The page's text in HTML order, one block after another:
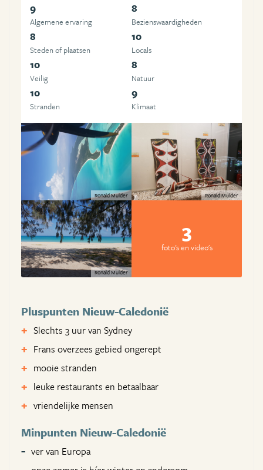
9
Algemene ervaring
8
Beziens­waardigheden
8
Steden of plaatsen
10
Locals
10
Veilig
8
Natuur
10
Stranden
9
Klimaat
Ronald Mulder Ronald Mulder
Ronald Mulder
3
foto's en video's
Pluspunten Nieuw-Caledonië
Slechts 3 uur van Sydney
Frans overzees gebied ongerept
mooie stranden
leuke restaurants en betaalbaar
vriendelijke mensen
Minpunten Nieuw-Caledonië
ver van Europa